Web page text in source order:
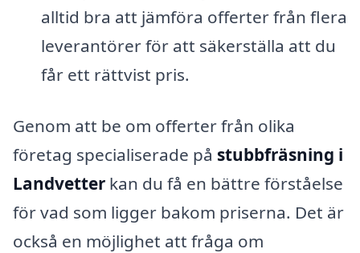
alltid bra att jämföra offerter från flera
leverantörer för att säkerställa att du
får ett rättvist pris.
Genom att be om offerter från olika
företag specialiserade på stubbfräsning i
Landvetter kan du få en bättre förståelse
för vad som ligger bakom priserna. Det är
också en möjlighet att fråga om